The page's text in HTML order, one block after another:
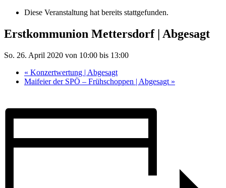
Diese Veranstaltung hat bereits stattgefunden.
Erstkommunion Mettersdorf | Abgesagt
So. 26. April 2020 von 10:00 bis 13:00
« Konzertwertung | Abgesagt
Maifeier der SPÖ – Frühschoppen | Abgesagt »